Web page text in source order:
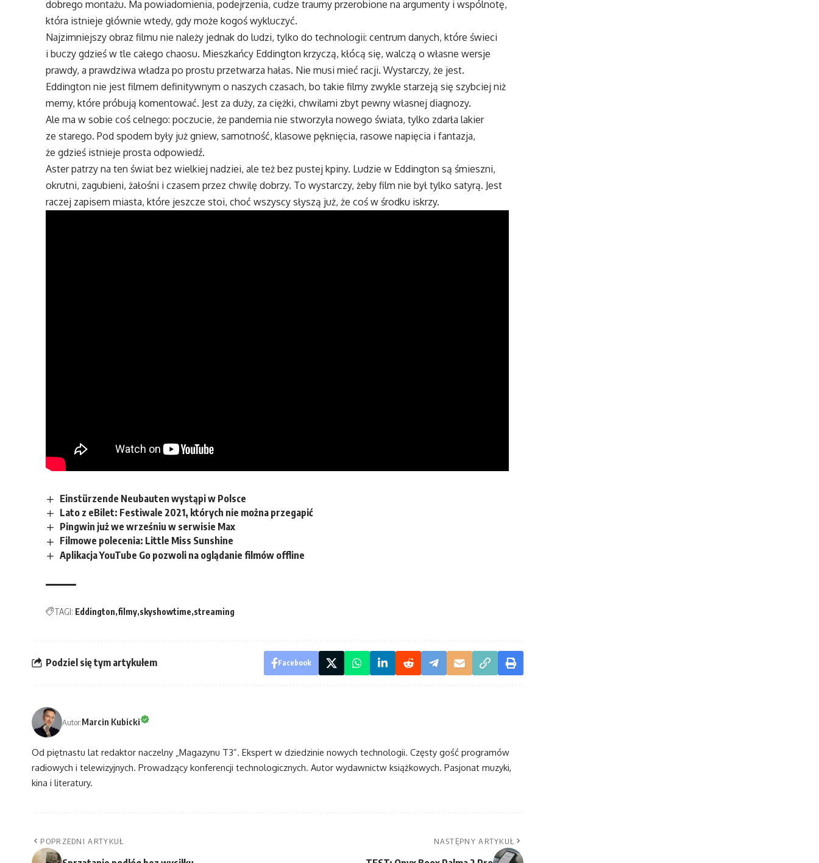
dobrego montażu. Ma powiadomienia, podejrzenia, cudze traumy przerobione na argumenty i wspólnotę,
która istnieje głównie wtedy, gdy może kogoś wykluczyć.
Najzimniejszy obraz filmu nie należy jednak do ludzi, tylko do technologii: centrum danych, które świeci
i buczy gdzieś w tle całego chaosu. Mieszkańcy Eddington krzyczą, kłócą się, walczą o własne wersje
prawdy, a prawdziwa władza po prostu przetwarza hałas. Nie musi mieć racji. Wystarczy, że jest.
Eddington nie jest filmem definitywnym o naszych czasach, bo takie filmy zwykle starzeją się szybciej niż
memy, które próbują komentować. Jest za duży, za ciężki, chwilami zbyt pewny własnej diagnozy.
Ale ma w sobie coś celnego: poczucie, że pandemia nie stworzyła nowego świata, tylko zdarła lakier
ze starego. Pod spodem były już gniew, samotność, klasowe pęknięcia, rasowe napięcia i fantazja,
że gdzieś istnieje prosta odpowiedź.
Aster patrzy na ten świat bez wielkiej nadziei, ale też bez pustej kpiny. Ludzie w Eddington są śmieszni,
okrutni, zagubieni, żałośni i czasem przez chwilę dobrzy. To wystarczy, żeby film nie był tylko satyrą. Jest
raczej zapisem miasta, które jeszcze stoi, choć wszyscy słyszą już, że coś w środku iskrzy.
Einstürzende Neubauten wystąpi w Polsce
Lato z eBilet: Festiwale 2021, których nie można przegapić
Pingwin już we wrześniu w serwisie Max
Filmowe polecenia: Little Miss Sunshine
Aplikacja YouTube Go pozwoli na oglądanie filmów offline
TAGI: Eddington filmy skyshowtime streaming
Podziel się tym artykułem Facebook
Autor:Marcin Kubicki
Od piętnastu lat redaktor naczelny „Magazynu T3”. Ekspert w dziedzinie nowych technologii. Częsty gość programów
radiowych i telewizyjnych. Prowadzący konferencji technologicznych. Autor wydawnictw książkowych. Pasjonat muzyki,
kina i literatury.
POPRZEDNI ARTYKUŁ NASTĘPNY ARTYKUŁ